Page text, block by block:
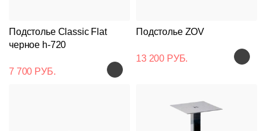
Подстолье Classic Flat
черное h-720
7 700 РУБ.
Подстолье ZOV
13 200 РУБ.